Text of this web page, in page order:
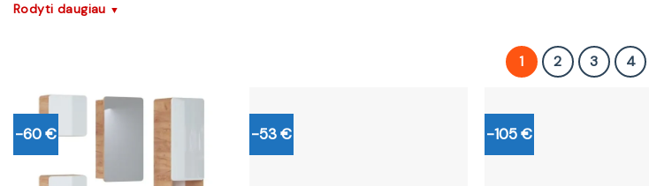
Rodyti daugiau ▼
1 2 3 4
-60 € -53 € -105 €